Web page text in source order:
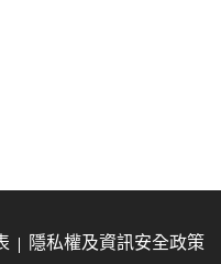
隱私權及資訊安全政策